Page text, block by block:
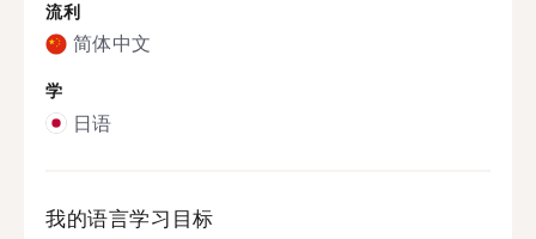
流利
简体中文
学
日语
我的语言学习目标